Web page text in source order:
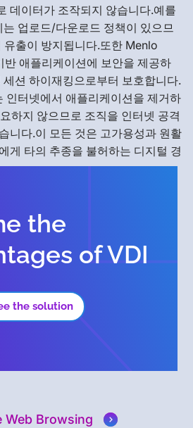
데이터가 조작되지 않습니다.예를
업로드/다운로드 정책이 있으므
유출이 방지됩니다.또한 Menlo
애플리케이션에 보안을 제공하
션 하이재킹으로부터 보호합니다.
인터넷에서 애플리케이션을 제거하
하지 않으므로 조직을 인터넷 공격
니다.이 모든 것은 고가용성과 원활
게 타의 추종을 불허하는 디지털 경
the
of VDI
the solution
Web Browsing